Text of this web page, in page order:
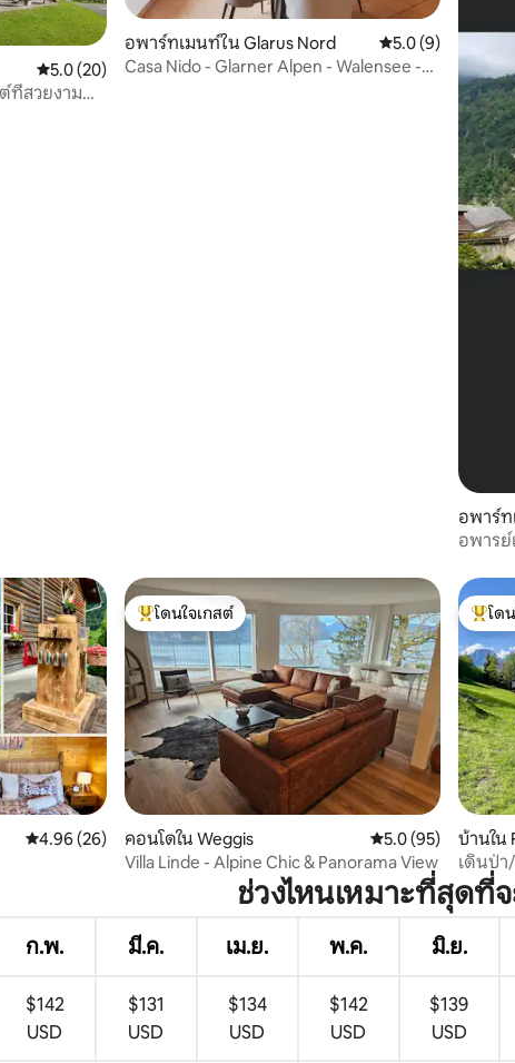
คะแนนเฉลี่ย 5.0 จาก 5, 20 รีวิว
5.0 (20)
ที่สวยงาม
อพาร์ทเมนท์ใน Glarus Nord คะแนนเฉลี่ย 5.0 จา
5.0 (9)
Casa Nido - Glarner Alpen - Walensee -
อพาร์ท
อพารย์
คะแนนเฉลี่ย 4.96 จาก 5, 26 รีวิว
4.96 (26)
โดนใจเกสต์ที่สุด
โดนใจเกสต์
คอนโดใน Weggis คะแนนเฉลี่ย 5.0 จาก
5.0 (95)
Villa Linde - Alpine Chic & Panorama View
โดนใ
โด
บ้านใน
เดินป่
เซอร์เ
ช่วงไหนเหมาะที่สุดที่จ
ก.พ. มี.ค. เม.ย. พ.ค. มิ.ย.
$142
USD
$131
USD
$134
USD
$142
USD
$139
USD